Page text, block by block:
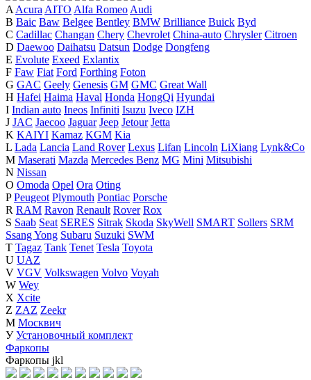
A Acura AITO Alfa Romeo Audi
B Baic Baw Belgee Bentley BMW Brilliance Buick Byd
C Cadillac Changan Chery Chevrolet China-auto Chrysler Citroen
D Daewoo Daihatsu Datsun Dodge Dongfeng
E Evolute Exeed Exlantix
F Faw Fiat Ford Forthing Foton
G GAC Geely Genesis GM GMC Great Wall
H Hafei Haima Haval Honda HongQi Hyundai
I Indian auto Ineos Infiniti Isuzu Iveco IZH
J JAC Jaecoo Jaguar Jeep Jetour Jetta
K KAIYI Kamaz KGM Kia
L Lada Lancia Land Rover Lexus Lifan Lincoln LiXiang Lynk&Co
M Maserati Mazda Mercedes Benz MG Mini Mitsubishi
N Nissan
O Omoda Opel Ora Oting
P Peugeot Plymouth Pontiac Porsche
R RAM Ravon Renault Rover Rox
S Saab Seat SERES Sitrak Skoda SkyWell SMART Sollers SRM
Ssang Yong Subaru Suzuki SWM
T Tagaz Tank Tenet Tesla Toyota
U UAZ
V VGV Volkswagen Volvo Voyah
W Wey
X Xcite
Z ZAZ Zeekr
М Москвич
У Установочный комплект
Фаркопы
Фаркопы jkl